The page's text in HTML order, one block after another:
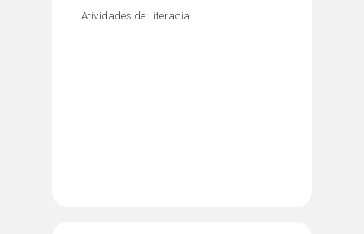
Atividades de Literacia